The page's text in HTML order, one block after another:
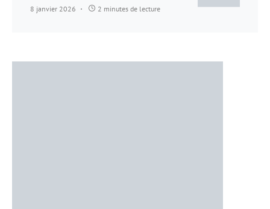
8 janvier 2026 2 minutes de lecture